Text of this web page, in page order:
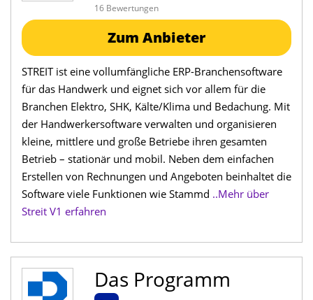
16 Bewertungen
Zum Anbieter
STREIT ist eine vollumfängliche ERP-Branchensoftware
für das Handwerk und eignet sich vor allem für die
Branchen Elektro, SHK, Kälte/Klima und Bedachung. Mit
der Handwerkersoftware verwalten und organisieren
kleine, mittlere und große Betriebe ihren gesamten
Betrieb – stationär und mobil. Neben dem einfachen
Erstellen von Rechnungen und Angeboten beinhaltet die
Software viele Funktionen wie Stammd ..Mehr über
Streit V1 erfahren
Das Programm